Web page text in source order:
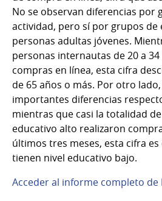
No se observan diferencias por
actividad, pero sí por grupos de
personas adultas jóvenes.
personas internautas de 20 a
compras en línea, esta cifra
de 65 años o más. Por otro
importantes diferencias
mientras que casi la totalidad
educativo alto realizaron
últimos tres meses, esta cifra
tienen nivel educativo bajo.
Acceder al informe completo de